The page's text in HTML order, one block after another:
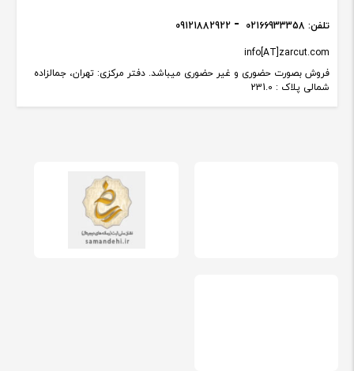
فروش بصورت حضوری و غیر حضوری میباشد. دفتر مرکزی: تهران، جمالزاده
شمالی پلاک : 231.0
info[AT]zarcut.com
تلفن: 02166933358
09121882922